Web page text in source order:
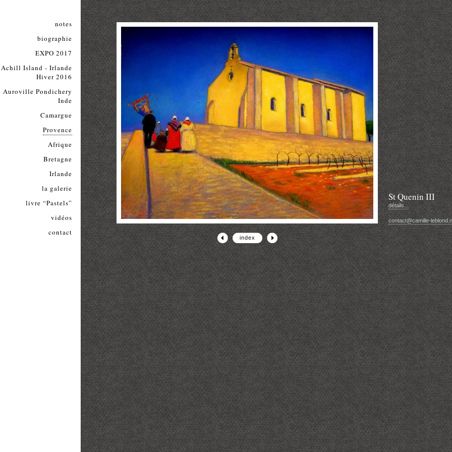
notes
biographie
EXPO 2017
Achill Island - Irlande
Hiver 2016
Auroville Pondichery
Inde
Camargue
Provence
Afrique
Bretagne
Irlande
la galerie
livre “Pastels”
vidéos
contact
St Quenin III
détails...
contact@camille-
index